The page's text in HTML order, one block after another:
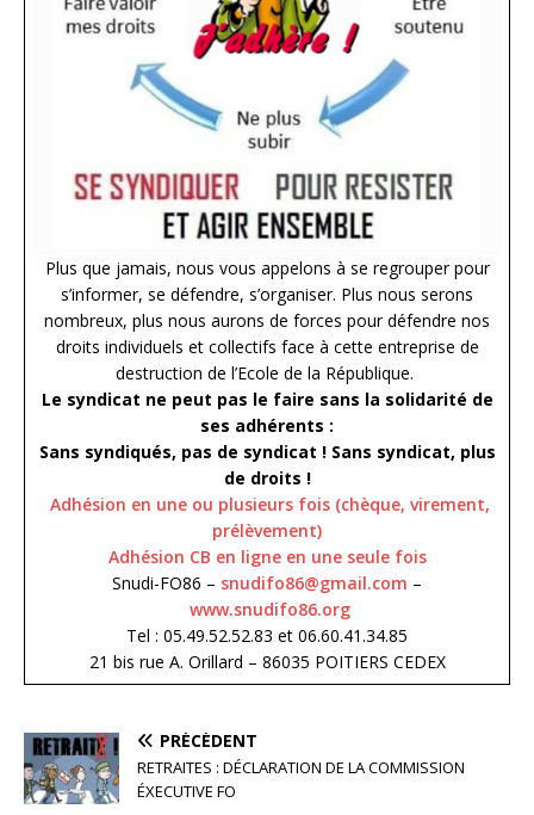
Plus que jamais, nous vous appelons à se regrouper pour
s’informer, se défendre, s’organiser. Plus nous serons
nombreux, plus nous aurons de forces pour défendre nos
droits individuels et collectifs face à cette entreprise de
destruction de l’Ecole de la République.
Le syndicat ne peut pas le faire sans la solidarité de
ses adhérents :
Sans syndiqués, pas de syndicat ! Sans syndicat, plus
de droits !
Adhésion en une ou plusieurs fois (chèque, virement,
prélèvement)
Adhésion CB en ligne en une seule fois
Snudi-FO86 – snudifo86@gmail.com –
www.snudifo86.org
Tel : 05.49.52.52.83 et 06.60.41.34.85
21 bis rue A. Orillard – 86035 POITIERS CEDEX
PRÉCÉDENT
RETRAITES : DÉCLARATION DE LA COMMISSION
ÉXECUTIVE FO